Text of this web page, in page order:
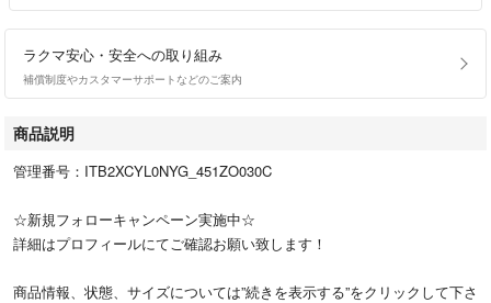
ラクマ安心・安全への取り組み
補償制度やカスタマーサポートなどのご案内
商品説明
管理番号：ITB2XCYL0NYG_451ZO030C
☆新規フォローキャンペーン実施中☆
詳細はプロフィールにてご確認お願い致します！
商品情報、状態、サイズについては”続きを表示する”をクリックして下さ